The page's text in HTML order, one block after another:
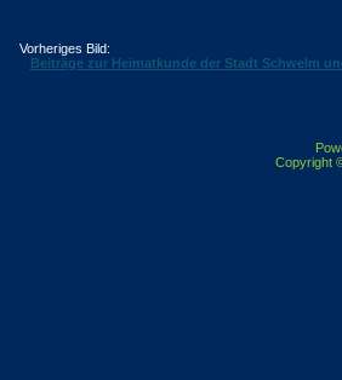
Vorheriges Bild:
Beiträge zur Heimatkunde der Stadt Schwelm
Copyright